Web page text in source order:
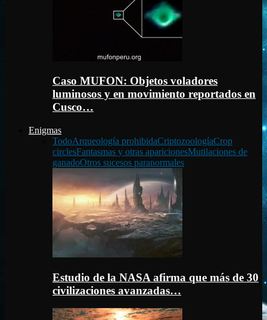
Caso MUFON: Objetos voladores
luminosos y en movimiento reportados en
Cusco…
Enigmas
TodoArqueología prohibidaCriptozoologíaCrop
circlesFantasmas y otras aparicionesMutilaciones de
ganadoOtros sucesos paranormales
Estudio de la NASA afirma que más de 30
civilizaciones avanzadas…